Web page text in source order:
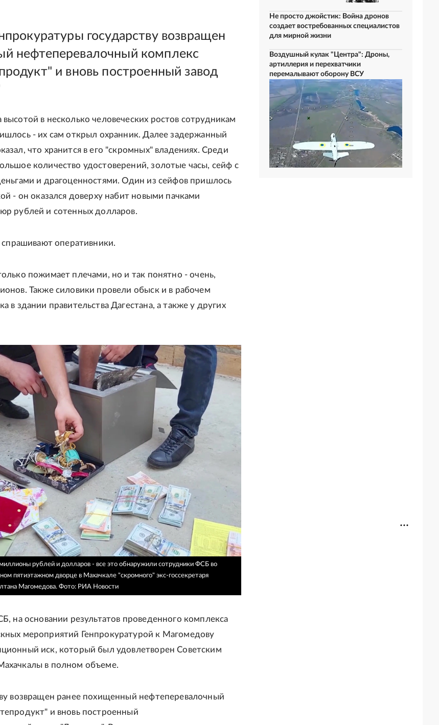
государству возвращен
нефтеперевалочный комплекс
и вновь построенный завод
в несколько человеческих ростов сотрудникам
- их сам открыл охранник. Далее задержанный
что хранится в его "скромных" владениях. Среди
количество удостоверений, золотые часы, сейф с
и драгоценностями. Один из сейфов пришлось
- он оказался доверху набит новыми пачками
рублей и сотенных долларов.
спрашивают оперативники.
пожимает плечами, но и так понятно - очень,
Также силовики провели обыск и в рабочем
в здании правительства Дагестана, а также у других
рублей и долларов - все это обнаружили сотрудники ФСБ во
пятиэтажном дворце в Махачкале "скромного" экс-госсекретаря
Магомедова. Фото: РИА Новости
на основании результатов проведенного комплекса
мероприятий Генпрокуратурой к Магомедову
иск, который был удовлетворен Советским
в полном объеме.
возвращен ранее похищенный нефтеперевалочный
и вновь построенный
Не просто джойстик: Война дронов
создает востребованных специалистов
для мирной жизни
Воздушный кулак "Центра": Дроны,
артиллерия и перехватчики
перемалывают оборону ВСУ